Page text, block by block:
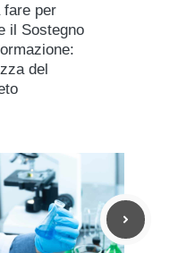
fare per
il Sostegno
del